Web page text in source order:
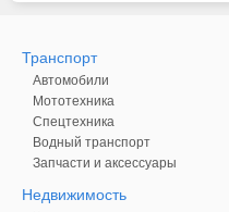
Транспорт
Автомобили
Мототехника
Спецтехника
Водный транспорт
Запчасти и аксессуары
Недвижимость